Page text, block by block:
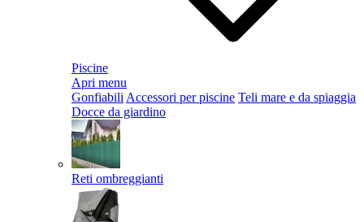
Piscine
Apri menu
Gonfiabili Accessori per piscine Teli mare e da spiaggia
Docce da giardino
Reti ombreggianti